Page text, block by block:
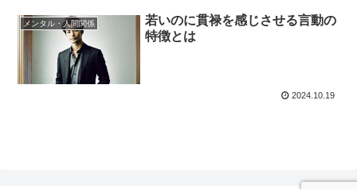
メンタル・人間関係
若いのに貫禄を感じさせる言動の
特徴とは
2024.10.19